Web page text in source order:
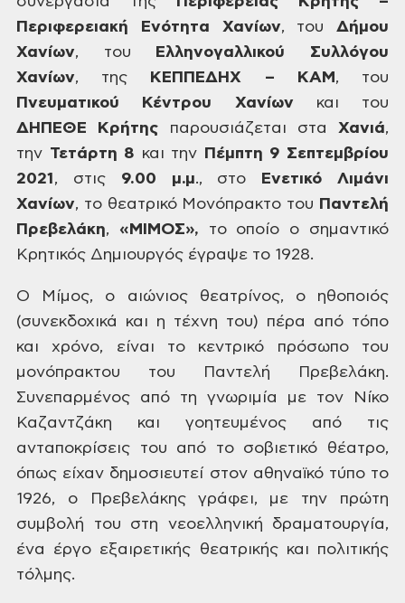
Περιφερειακή Ενότητα Χανίων, του Δήμου
Χανίων, του Ελληνογαλλικού Συλλόγου
Χανίων, της ΚΕΠΠΕΔΗΧ – ΚΑΜ , του
Πνευματικού Κέντρου Χανίων και του
ΔΗΠΕΘΕ Κρήτης παρουσιάζεται στα Χανιά,
την Τετάρτη 8 και την
Πέμπτη 9 Σεπτεμβρίου
2021 , στις 9.00 μ.μ., στο Ενετικό Λιμάνι
Χανίων, το θεατρικό Μονόπρακτο του Παντελή
Πρεβελάκη, «ΜΙΜΟΣ», το οποίο ο σημαντικό
Κρητικός Δημιουργός έγραψε το 1928.
Ο Μίμος, ο αιώνιος θεατρίνος, ο ηθοποιός
(συνεκδοχικά και η τέχνη του) πέρα από τόπο
και χρόνο, είναι το κεντρικό πρόσωπο του
μονόπρακτου του Παντελή Πρεβελάκη.
Συνεπαρμένος από τη γνωριμία με τον Νίκο
Καζαντζάκη και γοητευμένος από τις
ανταποκρίσεις του από το σοβιετικό θέατρο,
όπως είχαν δημοσιευτεί στον αθηναϊκό τύπο το
1926, ο Πρεβελάκης γράφει, με την πρώτη
συμβολή του στη νεοελληνική δραματουργία,
ένα έργο εξαιρετικής θεατρικής και πολιτικής
τόλμης.